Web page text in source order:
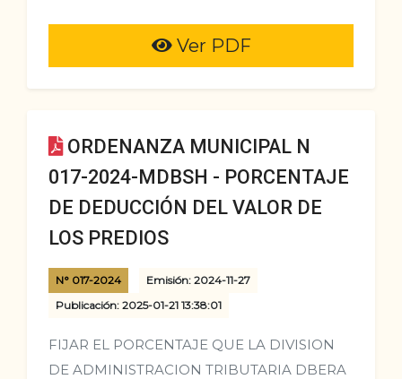
Ver PDF
ORDENANZA MUNICIPAL N
017-2024-MDBSH - PORCENTAJE
DE DEDUCCIÓN DEL VALOR DE
LOS PREDIOS
N° 017-2024
Emisión: 2024-11-27
Publicación: 2025-01-21 13:38:01
FIJAR EL PORCENTAJE QUE LA DIVISION
DE ADMINISTRACION TRIBUTARIA DBERA